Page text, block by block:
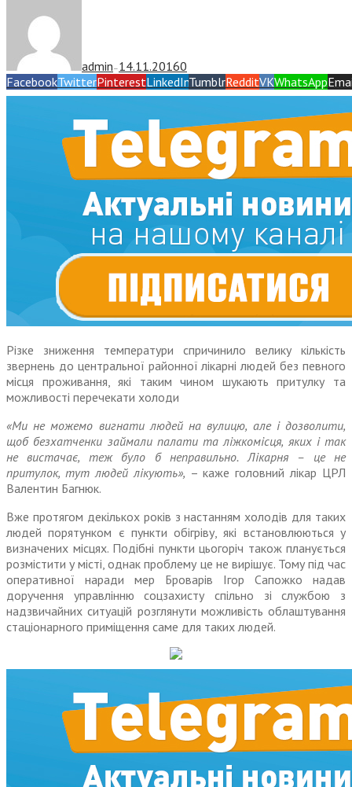
admin — 14.11.20160
FacebookTwitterPinterestLinkedInTumblrRedditVKWhatsApp
Різке зниження температури спричинило велику кількість
звернень до центральної районної лікарні людей без певного
місця проживання, які таким чином шукають притулку та
можливості перечекати холоди
«Ми не можемо вигнати людей на вулицю, але і дозволити,
щоб безхатченки займали палати та ліжкомісця, яких і так
не вистачає, теж було б неправильно. Лікарня – це не
притулок, тут людей лікують», – каже головний лікар ЦРЛ
Валентин Багнюк.
Вже протягом декількох років з настанням холодів для таких
людей порятунком є пункти обігріву, які встановлюються у
визначених місцях. Подібні пункти цьогоріч також планується
розмістити у місті, однак проблему це не вирішує. Тому під час
оперативної наради мер Броварів Ігор Сапожко надав
доручення управлінню соцзахисту спільно зі службою з
надзвичайних ситуацій розглянути можливість облаштування
стаціонарного приміщення саме для таких людей.